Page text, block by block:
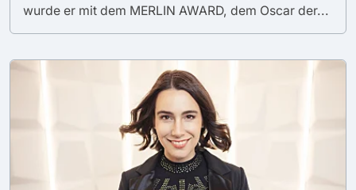
wurde er mit dem MERLIN AWARD, dem Oscar der...